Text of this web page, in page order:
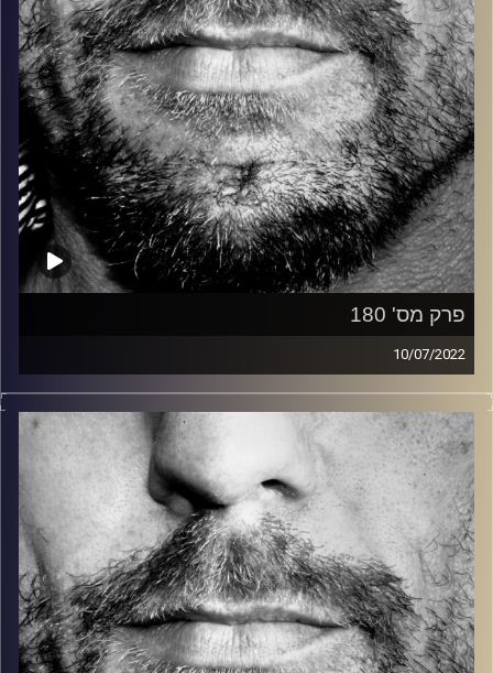
פרק מס' 180
10/07/2022
זיפים, מוזיקה מחוספסת של הופעות חיות. הרבה ג'אם, רוק,
בלוז, bluegrass, ג'אז, Fאנק, פרוגרסיב ואפילו אלקטרוניקה.
כל מה שחי, אמיתי ונושם.
עם שמוליק רגב.
קרדיט תמונות: David Goehring